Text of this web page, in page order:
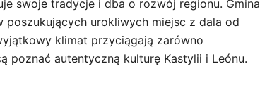
swoje tradycje i dba o rozwój regionu. Gmina
urokliwych miejsc z dala od
klimat przyciągają zarówno
poznać autentyczną kulturę Kastylii i Leónu.